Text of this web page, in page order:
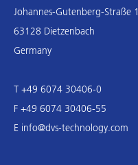
Johannes-Gutenberg-Straße 1
63128 Dietzenbach
Germany
T +49 6074 30406-0
F +49 6074 30406-55
E info@dvs-technology.com